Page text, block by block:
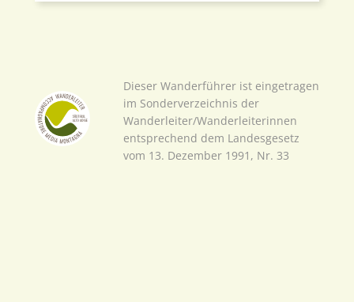
Dieser Wanderführer ist eingetragen
im Sonderverzeichnis der
Wanderleiter/Wanderleiterinnen
entsprechend dem Landesgesetz
vom 13. Dezember 1991, Nr. 33